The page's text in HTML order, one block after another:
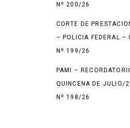
Nº 200/26
CORTE DE
– POLICIA FEDERAL –
Nº 199/26
PAMI –
QUINCENA DE JULIO/
Nº 198/26